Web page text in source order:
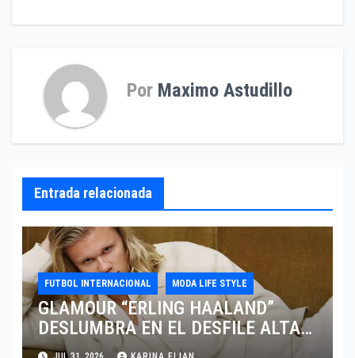
entradas
Por Maximo Astudillo
Entrada relacionada
FUTBOL INTERNACIONAL MODA LIFE STYLE
GLAMOUR “ERLING HAALAND”
DESLUMBRA EN EL DESFILE ALTA
SARTORIA DE DOLCE & GABBANA